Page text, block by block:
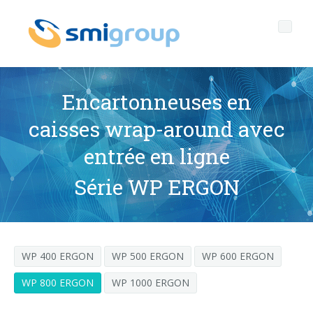
Profil
Qui sommes nous
Données clef
Histoire
Filiales
Governance
Gouvernement d'entreprise
Qualité, Environnement et Sécurité
General Data Protection Regulation
Durabilité
rPET
Bouchons attachés
LIGNES D'EMBOUTEILLAGE
Lignes complètes
SOUFFLEUSES POUR BOUTEILLES PET/ rPET
Après vente
Portail Smyzone
Media center
Encartonneuses en
caisses wrap-around avec
entrée en ligne
Série WP ERGON
WP 400 ERGON WP 500 ERGON
WP 600 ERGON
WP 800 ERGON
WP 1000 ERGON